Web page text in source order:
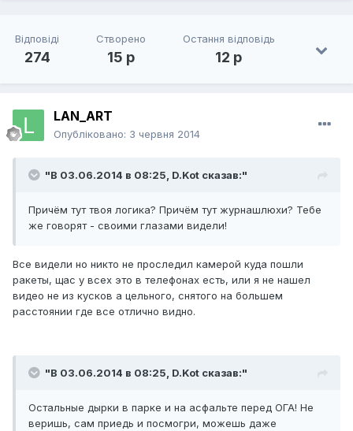
Відповіді
274
Створено
15 р
Остання відповідь
12 р
LAN_ART
Опубліковано: 3 червня 2014
"В 03.06.2014 в 08:25, D.Kot сказав:"
Причём тут твоя логика? Причём тут журнашлюхи? Тебе
же говорят - своими глазами видели!
Все видели но никто не проследил камерой куда пошли
ракеты, щас у всех это в телефонах есть, или я не нашел
видео не из кусков а цельного, снятого на большем
расстоянии где все отлично видно.
"В 03.06.2014 в 08:25, D.Kot сказав:"
Остальные дырки в парке и на асфальте перед ОГА! Не
веришь, сам приедь и посмогри, можешь даже